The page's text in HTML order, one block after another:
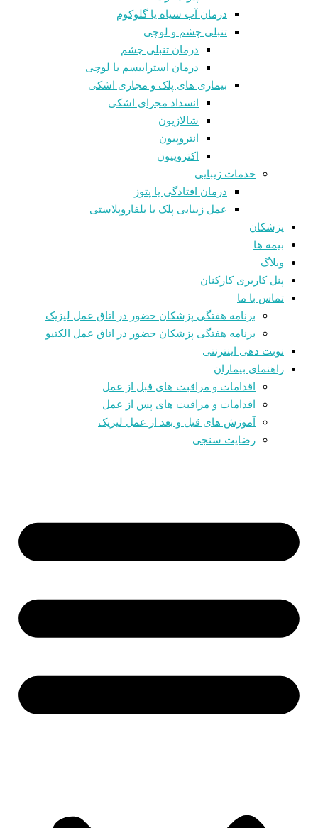
درمان آب سیاه یا گلوکوم
تنبلی چشم و لوچی
درمان تنبلی چشم
درمان استرابیسم یا لوچی
بیماری های پلک و مجاری اشکی
انسداد مجرای اشکی
شالازيون
انتروپیون
اکتروپیون
خدمات زیبایی
درمان افتادگی یا پتوز
عمل زیبایی پلک یا بلفاروپلاستی
پزشکان
بیمه ها
وبلاگ
پنل کاربری کارکنان
تماس با ما
برنامه هفتگی پزشکان حضور در اتاق عمل لیزیک
برنامه هفتگی پزشکان حضور در اتاق عمل الکتیو
نوبت دهی اینترنتی
راهنمای بیماران
اقدامات و مراقبت های قبل از عمل
اقدامات و مراقبت های پس از عمل
آموزش های قبل و بعد از عمل لیزیک
رضایت سنجی